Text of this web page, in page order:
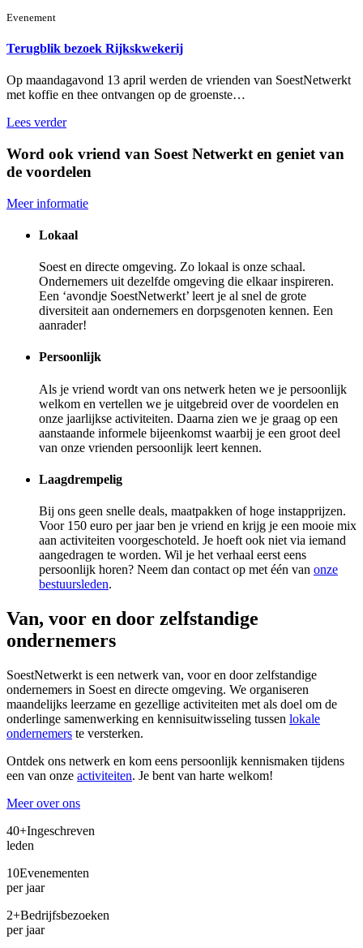
Evenement
Terugblik bezoek Rijkskwekerij
Op maandagavond 13 april werden de vrienden van SoestNetwerkt
met koffie en thee ontvangen op de groenste…
Lees verder
Word ook vriend van Soest Netwerkt en geniet van
de voordelen
Meer informatie
Lokaal
Soest en directe omgeving. Zo lokaal is onze schaal.
Ondernemers uit dezelfde omgeving die elkaar inspireren.
Een ‘avondje SoestNetwerkt’ leert je al snel de grote
diversiteit aan ondernemers en dorpsgenoten kennen. Een
aanrader!
Persoonlijk
Als je vriend wordt van ons netwerk heten we je persoonlijk
welkom en vertellen we je uitgebreid over de voordelen en
onze jaarlijkse activiteiten. Daarna zien we je graag op een
aanstaande informele bijeenkomst waarbij je een groot deel
van onze vrienden persoonlijk leert kennen.
Laagdrempelig
Bij ons geen snelle deals, maatpakken of hoge instapprijzen.
Voor 150 euro per jaar ben je vriend en krijg je een mooie mix
aan activiteiten voorgeschoteld. Je hoeft ook niet via iemand
aangedragen te worden. Wil je het verhaal eerst eens
persoonlijk horen? Neem dan contact op met één van onze
bestuursleden.
Van, voor en door zelfstandige
ondernemers
SoestNetwerkt is een netwerk van, voor en door zelfstandige
ondernemers in Soest en directe omgeving. We organiseren
maandelijks leerzame en gezellige activiteiten met als doel om de
onderlinge samenwerking en kennisuitwisseling tussen lokale
ondernemers te versterken.
Ontdek ons netwerk en kom eens persoonlijk kennismaken tijdens
een van onze activiteiten. Je bent van harte welkom!
Meer over ons
40+Ingeschreven
leden
10Evenementen
per jaar
2+Bedrijfsbezoeken
per jaar